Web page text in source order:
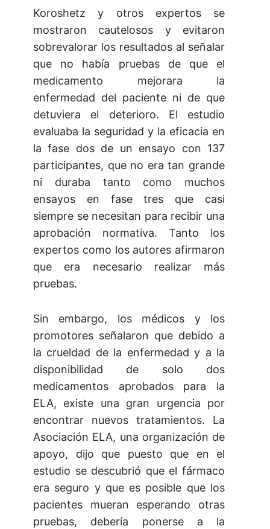
Koroshetz y otros expertos se
mostraron cautelosos y evitaron
sobrevalorar los resultados al señalar
que no había pruebas de que el
medicamento mejorara la
enfermedad del paciente ni de que
detuviera el deterioro. El estudio
evaluaba la seguridad y la eficacia en
la fase dos de un ensayo con 137
participantes, que no era tan grande
ni duraba tanto como muchos
ensayos en fase tres que casi
siempre se necesitan para recibir una
aprobación normativa. Tanto los
expertos como los autores afirmaron
que era necesario realizar más
pruebas.
Sin embargo, los médicos y los
promotores señalaron que debido a
la crueldad de la enfermedad y a la
disponibilidad de solo dos
medicamentos aprobados para la
ELA, existe una gran urgencia por
encontrar nuevos tratamientos. La
Asociación ELA, una organización de
apoyo, dijo que puesto que en el
estudio se descubrió que el fármaco
era seguro y que es posible que los
pacientes mueran esperando otras
pruebas, debería ponerse a la